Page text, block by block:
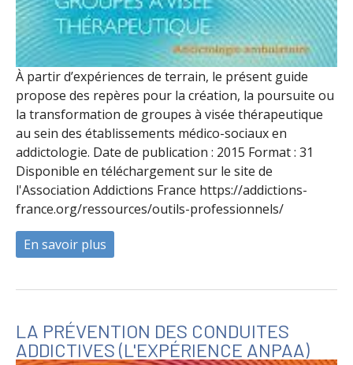
À partir d’expériences de terrain, le présent guide
propose des repères pour la création, la poursuite ou
la transformation de groupes à visée thérapeutique
au sein des établissements médico-sociaux en
addictologie. Date de publication : 2015 Format : 31
Disponible en téléchargement sur le site de
l'Association Addictions France https://addictions-
france.org/ressources/outils-professionnels/
En savoir plus
LA PRÉVENTION DES CONDUITES
ADDICTIVES (L'EXPÉRIENCE ANPAA)